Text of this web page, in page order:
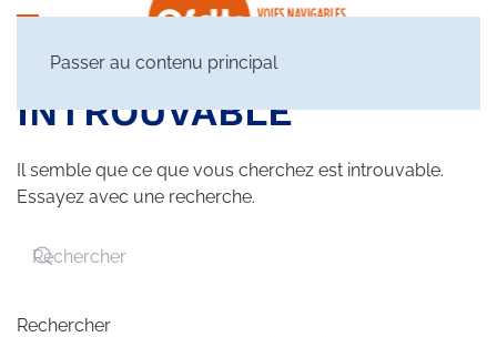
Passer au contenu principal
INTROUVABLE
Il semble que ce que vous cherchez est introuvable.
Essayez avec une recherche.
Rechercher